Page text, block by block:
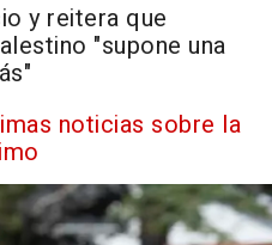
y reitera que
"supone una
noticias sobre la